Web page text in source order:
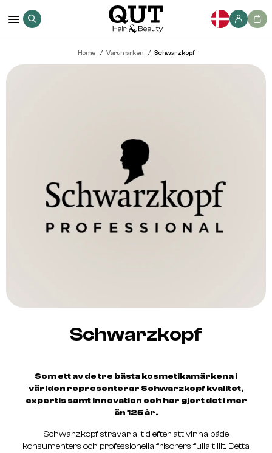
Home Varumarken Schwarzkopf
Schwarzkopf
Som ett av de tre bästa kosmetikamärkena i
världen representerar Schwarzkopf kvalitet,
expertis samt innovation och har gjort det i mer
än 125 år.
Schwarzkopf strävar alltid efter att vinna både
konsumenters och professionella frisörers fulla tillit. Detta